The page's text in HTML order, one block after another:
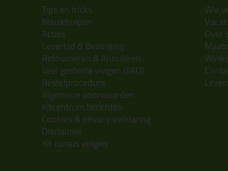
Tips en tricks
Keuzehulpen
Acties
Levertijd & Bezorging
Retourneren & Annuleren
Veel gestelde vragen (FAQ)
Bestelprocedure
Algemene voorwaarden
Kitcentrum berichten
Cookies & privacy verklaring
Disclaimer
Kit cursus volgen
Wie
Over